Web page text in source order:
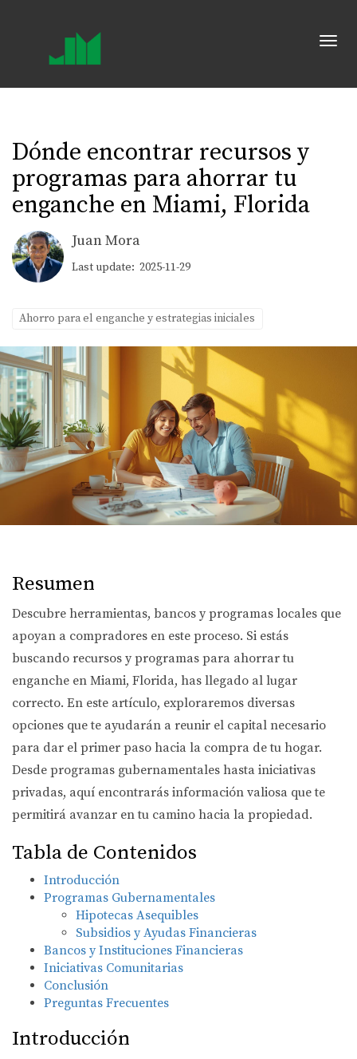
Dónde encontrar recursos y
programas para ahorrar tu
enganche en Miami, Florida
Juan Mora
Last update: 2025-11-29
Ahorro para el enganche y estrategias iniciales
Resumen
Descubre herramientas, bancos y programas locales que
apoyan a compradores en este proceso. Si estás
buscando recursos y programas para ahorrar tu
enganche en Miami, Florida, has llegado al lugar
correcto. En este artículo, exploraremos diversas
opciones que te ayudarán a reunir el capital necesario
para dar el primer paso hacia la compra de tu hogar.
Desde programas gubernamentales hasta iniciativas
privadas, aquí encontrarás información valiosa que te
permitirá avanzar en tu camino hacia la propiedad.
Tabla de Contenidos
Introducción
Programas Gubernamentales
Hipotecas Asequibles
Subsidios y Ayudas Financieras
Bancos y Instituciones Financieras
Iniciativas Comunitarias
Conclusión
Preguntas Frecuentes
Introducción